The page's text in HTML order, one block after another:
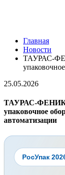
Главная
Новости
ТАУРАС-
25.05.2026
ТАУРАС-ФЕНИКС
упаковочное
автоматизации
РосУпак